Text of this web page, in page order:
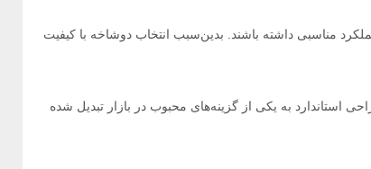
مناسبی داشته باشند. بدین‌سبب انتخاب دوشاخه با کیفیت
استاندارد به یکی از گزینه‌های محبوب در بازار تبدیل شده